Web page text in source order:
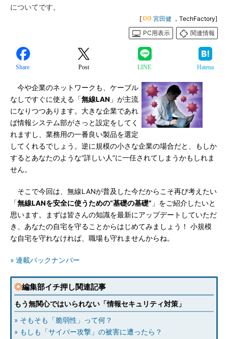
についてです。
[ 宮田健 ，TechFactory]
PC用表示
関連情報
Share Post LINE Hatena
今や企業のネットワークも、ケーブル
なしですぐに使える「無線LAN 」が主流
になりつつあります。大きな企業であれ
ば情報システム部がさっと設定をしてく
れますし、業務用の一番良い製品を選定
してくれるでしょう。逆に規模の小さな企業の場合だと、もしか
するとあなたのような“詳しい人”に一任されてしまうかもしれま
せん。
そこで今回は、無線LANが普及した今だからこそ再び考えたい
「無線LANを安全に使うための“基礎の基礎” 」をご紹介したいと
思います。まずは皆さんの知識を最新にアップデートしていただ
き、あなたの自宅を守ることからはじめてみましょう！ 小規模
な自宅を守れなければ、職場も守れませんからね。
» 連載バックナンバー
◎編集部イチ押し関連記事
もう無関心ではいられない「情報セキュリティ対策」
» そもそも「脆弱性」って何？
» もしも「サイバー攻撃」の被害に遭ったら？